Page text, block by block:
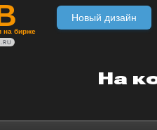
на бирже
Новый дизайн